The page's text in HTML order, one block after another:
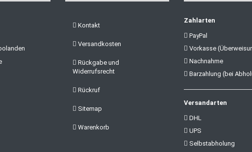
Kontakt
Versandkosten
Rückgabe und
Widerrufsrecht
Rückruf
Sitemap
Warenkorb
Zahlarten
PayPal
Vorkasse
Nachnahme
Barzahlung (bei
Versandarten
DHL
UPS
Selbstabholung